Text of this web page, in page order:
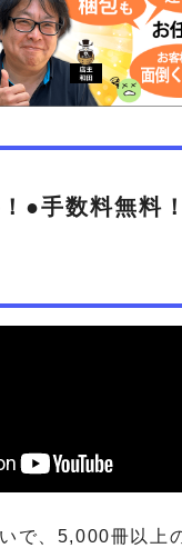
●手数料無料
で、5,000冊以上